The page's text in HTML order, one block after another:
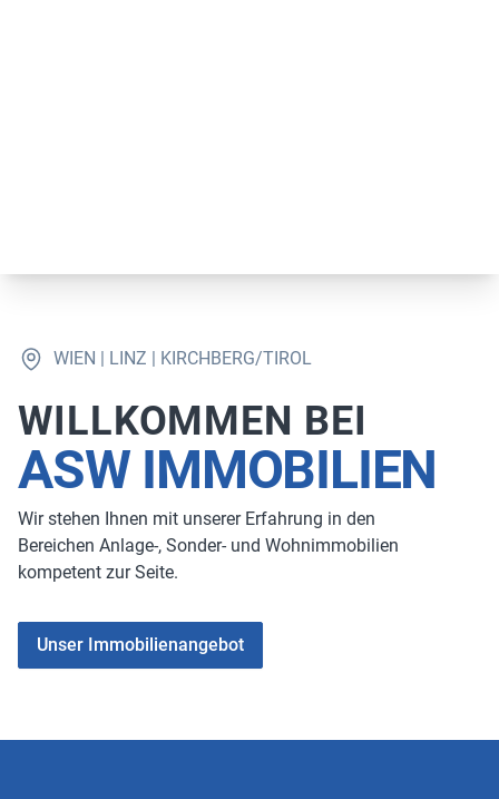
WIEN | LINZ | KIRCHBERG/TIROL
WILLKOMMEN BEI
ASW IMMOBILIEN
Wir stehen Ihnen mit unserer Erfahrung in den
Bereichen Anlage-, Sonder- und Wohnimmobilien
kompetent zur Seite.
Unser Immobilienangebot